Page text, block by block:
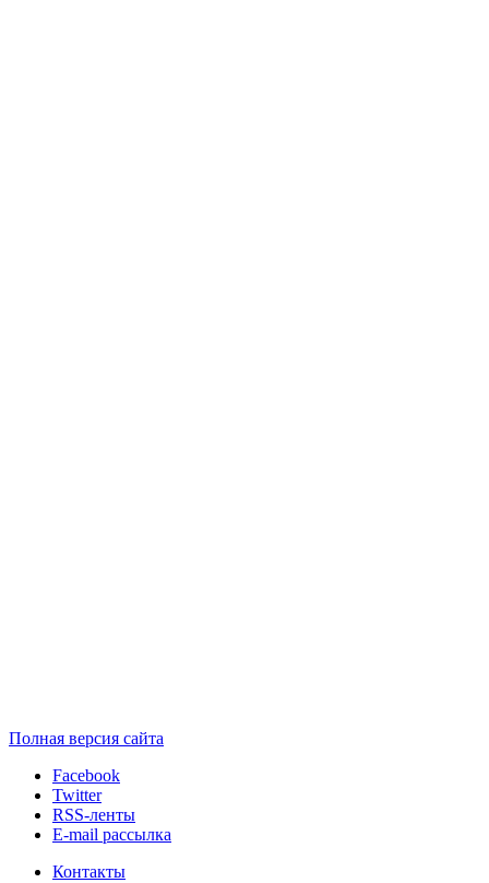
Полная версия сайта
Facebook
Twitter
RSS-ленты
E-mail рассылка
Контакты